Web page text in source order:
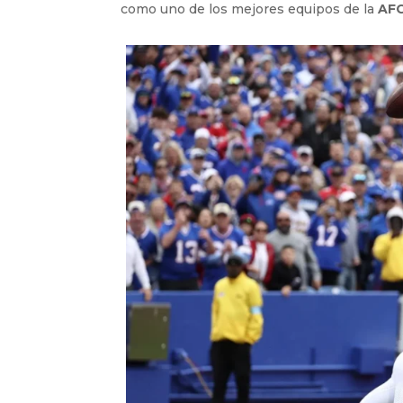
como uno de los mejores equipos de la